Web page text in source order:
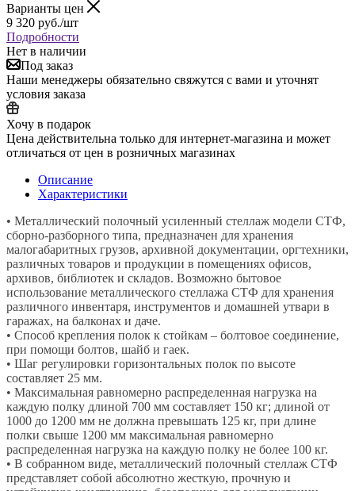
Варианты цен
9 320 руб./шт
Подробности
Нет в наличии
Под заказ
Наши менеджеры обязательно свяжутся с вами и уточнят
условия заказа
Хочу в подарок
Цена действительна только для интернет-магазина и может
отличаться от цен в розничных магазинах
Описание
Характеристики
• Металлический полочный усиленный стеллаж модели СТФ,
сборно-разборного типа, предназначен для хранения
малогабаритных грузов, архивной документации, оргтехники,
различных товаров и продукции в помещениях офисов,
архивов, библиотек и складов. Возможно бытовое
использование металлического стеллажа СТФ для хранения
различного инвентаря, инструментов и домашней утвари в
гаражах, на балконах и даче.
• Способ крепления полок к стойкам – болтовое соединение,
при помощи болтов, шайб и гаек.
• Шаг регулировки горизонтальных полок по высоте
составляет 25 мм.
• Максимальная равномерно распределенная нагрузка на
каждую полку длиной 700 мм составляет 150 кг; длиной от
1000 до 1200 мм не должна превышать 125 кг, при длине
полки свыше 1200 мм максимальная равномерно
распределенная нагрузка на каждую полку не более 100 кг.
• В собранном виде, металлический полочный стеллаж СТФ
представляет собой абсолютно жесткую, прочную и